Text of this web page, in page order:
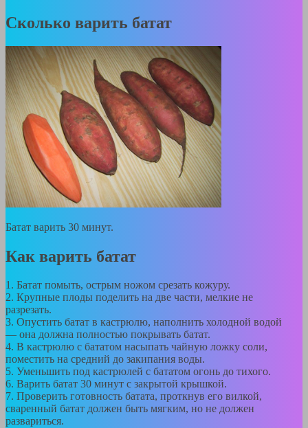
Сколько варить батат
Батат варить 30 минут.
Как варить батат
1. Батат помыть, острым ножом срезать кожуру.
2. Крупные плоды поделить на две части, мелкие не
разрезать.
3. Опустить батат в кастрюлю, наполнить холодной водой
— она должна полностью покрывать батат.
4. В кастрюлю с бататом насыпать чайную ложку соли,
поместить на средний до закипания воды.
5. Уменьшить под кастрюлей с бататом огонь до тихого.
6. Варить батат 30 минут с закрытой крышкой.
7. Проверить готовность батата, проткнув его вилкой,
сваренный батат должен быть мягким, но не должен
развариться.